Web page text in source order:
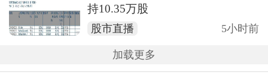
持10.35万股
股市直播 5小时前
加载更多